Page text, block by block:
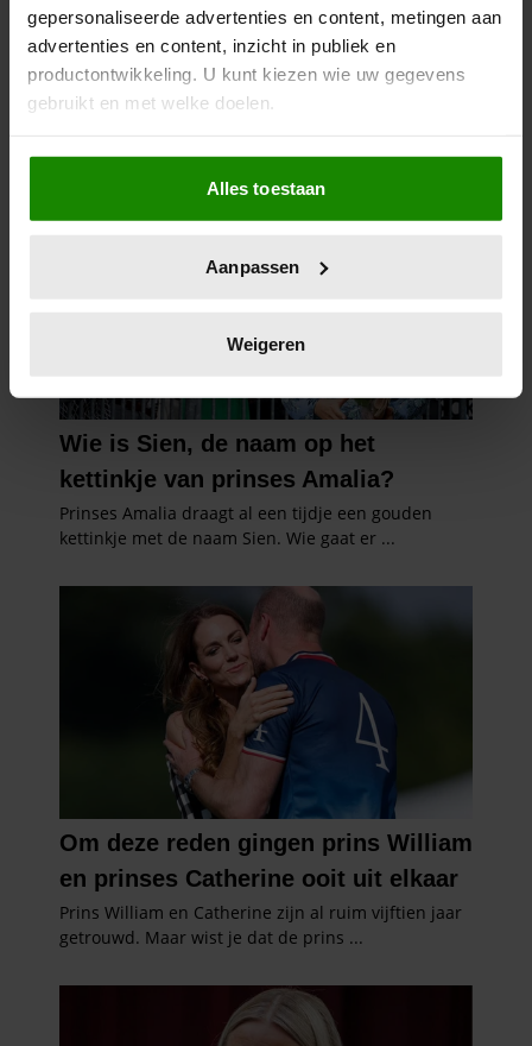
gepersonaliseerde advertenties en content, metingen aan
advertenties en content, inzicht in publiek en
productontwikkeling. U kunt kiezen wie uw gegevens
gebruikt en met welke doelen.
Als u het toestaat, willen we ook graag:
Informatie verzamelen over uw geografische
locatie, die tot een paar meter nauwkeurig kan zijn
scannen op specifieke eigenschappen (fingerprinting)
verwerkt en stel uw voorkeuren in het
intrekken in de Cookieverklaring.
We gebruiken cookies om content en advertenties te
personaliseren, om functies voor social media te bieden
en om ons websiteverkeer te analyseren. Ook delen we
informatie over uw gebruik van onze site met onze
partners kunnen deze gegevens combineren met andere
informatie die u aan ze heeft verstrekt of die ze hebben
verzameld op basis van uw gebruik van hun services. U
gaat akkoord met onze cookies als u onze website blijft
Alles toestaan
Aanpassen
Weigeren